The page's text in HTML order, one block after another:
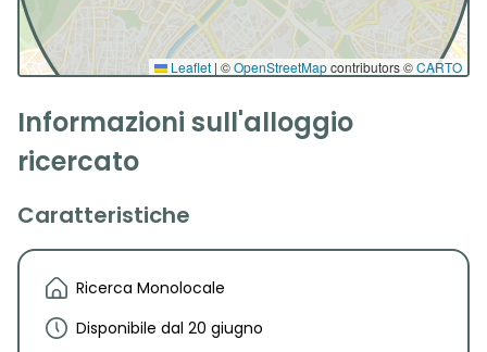
Leaflet | ©OpenStreetMapcontributors ©CARTO
Informazioni sull'alloggio
ricercato
Caratteristiche
Ricerca Monolocale
Disponibile dal 20 giugno